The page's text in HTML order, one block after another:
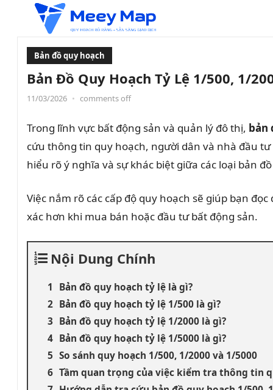
Bản đồ quy hoạch
Bản Đồ Quy Hoạch Tỷ Lệ 1/500, 1/
11/03/2026 • comments off
Trong lĩnh vực bất động sản và quản lý đô thị, bản
cứu thông tin quy hoạch, người dân và nhà đầu
hiểu rõ ý nghĩa và sự khác biệt giữa các loại bản
Việc nắm rõ các cấp độ quy hoạch sẽ giúp bạn
xác hơn khi mua bán hoặc đầu tư bất động sản.
Nội Dung Chính
Bản đồ quy hoạch tỷ lệ là gì?
Bản đồ quy hoạch tỷ lệ 1/500 là gì?
Bản đồ quy hoạch tỷ lệ 1/2000 là gì?
Bản đồ quy hoạch tỷ lệ 1/5000 là gì?
So sánh quy hoạch 1/500, 1/2000 và 1/5000
Tầm quan trọng của việc kiểm tra thông tin